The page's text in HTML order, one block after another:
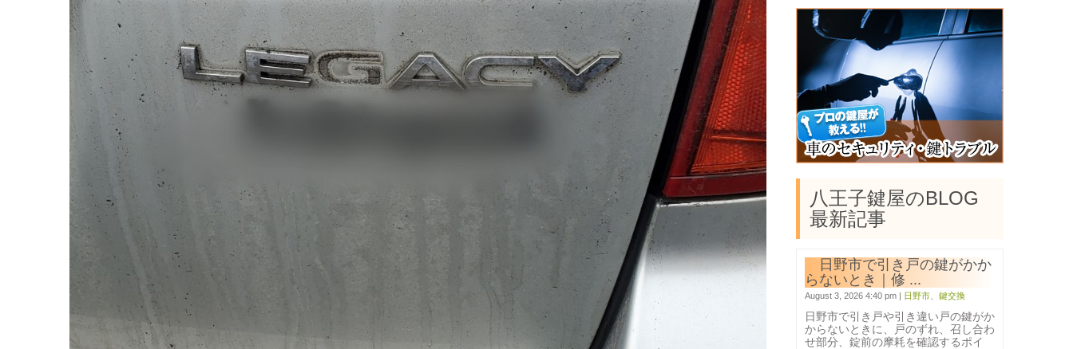
八王子鍵屋のBLOG
最新記事
日野市で引き戸の鍵がかか
らないとき｜修 ...
August 3, 2026 4:40 pm| 日野市、 鍵交換
日野市で引き戸や引き違い戸の鍵がか
からないときに、戸のずれ、召し合わ
せ部分、錠前の摩耗を確認するポイ